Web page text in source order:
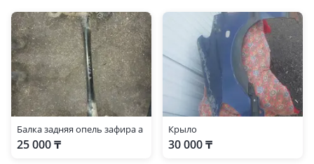
Балка задняя опель зафира а
25 000 ₸
Крыло
30 000 ₸